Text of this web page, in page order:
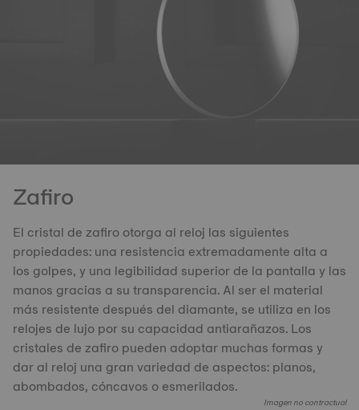
Zafiro
El cristal de zafiro otorga al reloj las siguientes
propiedades: una resistencia extremadamente alta a
los golpes, y una legibilidad superior de la pantalla y las
manos gracias a su transparencia. Al ser el material
más resistente después del diamante, se utiliza en los
relojes de lujo por su capacidad antiarañazos. Los
cristales de zafiro pueden adoptar muchas formas y
dar al reloj una gran variedad de aspectos: planos,
abombados, cóncavos o esmerilados.
Imagen no contractual